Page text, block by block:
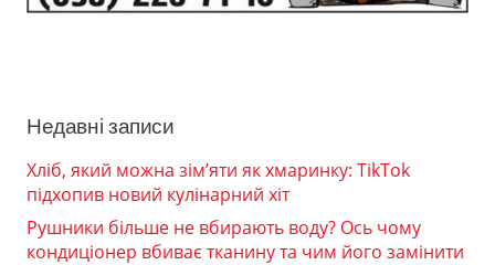
Недавні записи
Хліб, який можна зім’яти як хмаринку: TikTok
підхопив новий кулінарний хіт
Рушники більше не вбирають воду? Ось чому
кондиціонер вбиває тканину та чим його замінити